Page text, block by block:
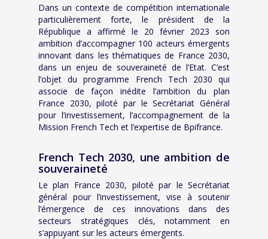
Dans un contexte de compétition internationale
particulièrement forte, le président de la
République a affirmé le 20 février 2023 son
ambition d’accompagner 100 acteurs émergents
innovant dans les thématiques de France 2030,
dans un enjeu de souveraineté de l’Etat. C’est
l’objet du programme French Tech 2030 qui
associe de façon inédite l’ambition du plan
France 2030, piloté par le Secrétariat Général
pour l’investissement, l’accompagnement de la
Mission French Tech et l’expertise de Bpifrance.
French Tech 2030, une ambition de
souveraineté
Le plan France 2030, piloté par le Secrétariat
général pour l’investissement, vise à soutenir
l’émergence de ces innovations dans des
secteurs stratégiques clés, notamment en
s’appuyant sur les acteurs émergents.